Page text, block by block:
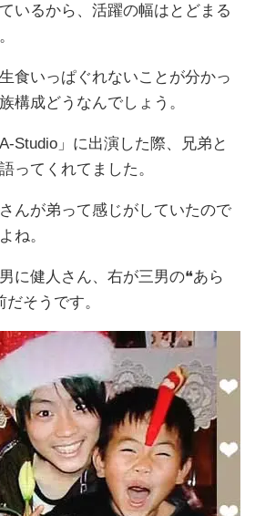
いるから、活躍の幅はとどまる
食いっぱぐれないことが分かっ
構成どうなんでしょう。
Studio」に出演した際、兄弟と
ってくれてました。
んが弟って感じがしていたので
ね。
に健人さん、右が三男の❝あら
そうです。